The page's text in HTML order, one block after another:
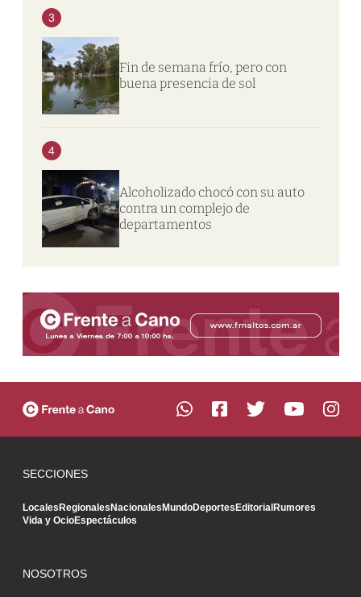
3
Fin de semana frío, pero con
buena presencia de sol
4
Alcoholizado chocó con su auto
contra un complejo de
departamentos
SECCIONES
LocalesRegionalesNacionalesMundoDeportesEditorialRumores
Vida y OcioEspectáculos
NOSOTROS